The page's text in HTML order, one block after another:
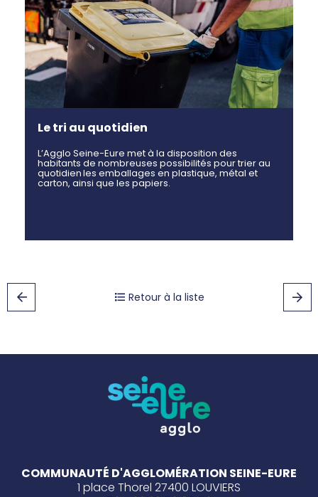
Le tri au quotidien
L’Agglo Seine-Eure met à la disposition des
habitants de nombreuses possibilités pour trier au
quotidien les emballages en plastique, métal et
carton, ainsi que les papiers.
Retour à la liste
COMMUNAUTÉ D'AGGLOMÉRATION SEINE-EURE
1 place Thorel 27400 LOUVIERS